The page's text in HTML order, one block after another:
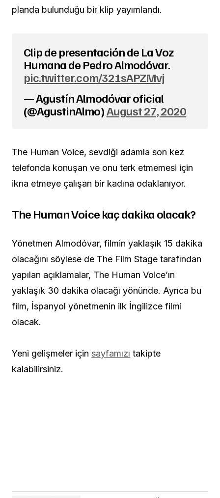
planda bulunduğu bir klip yayımlandı.
Clip de presentación de La Voz
Humana de Pedro Almodóvar.
pic.twitter.com/321sAPZMvj
— Agustín Almodóvar oficial
(@AgustinAlmo)August 27, 2020
The Human Voice, sevdiği adamla son kez
telefonda konuşan ve onu terk etmemesi için
ikna etmeye çalışan bir kadına odaklanıyor.
The Human Voice kaç dakika olacak?
Yönetmen Almodóvar, filmin yaklaşık 15 dakika
olacağını söylese de The Film Stage tarafından
yapılan açıklamalar, The Human Voice’ın
yaklaşık 30 dakika olacağı yönünde. Ayrıca bu
film, İspanyol yönetmenin ilk İngilizce filmi
olacak.
Yeni gelişmeler için sayfamızı takipte
kalabilirsiniz.